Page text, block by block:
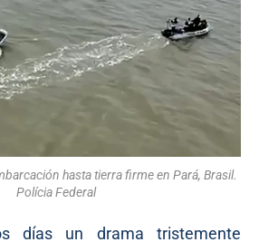
hasta tierra firme en Pará, Brasil.
Polícia Federal
días un drama tristemente